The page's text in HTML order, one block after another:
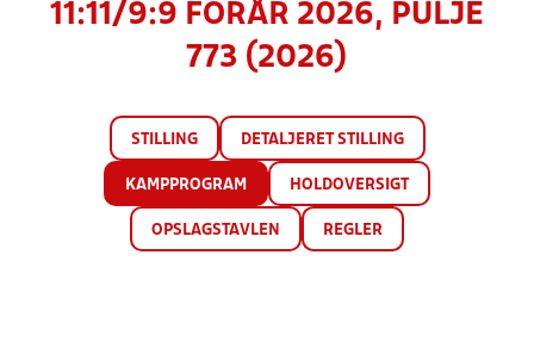
11:11/9:9 FORÅR 2026, PULJE
773 (2026)
STILLING DETALJERET STILLING
KAMPPROGRAM HOLDOVERSIGT
OPSLAGSTAVLEN REGLER